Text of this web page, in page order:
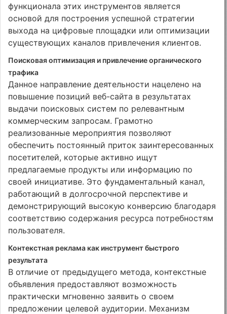
функционала этих инструментов является
основой для построения успешной стратегии
выхода на цифровые площадки или оптимизации
существующих каналов привлечения клиентов.
Поисковая оптимизация и привлечение органического
трафика
Данное направление деятельности нацелено на
повышение позиций веб-сайта в результатах
выдачи поисковых систем по релевантным
коммерческим запросам. Грамотно
реализованные мероприятия позволяют
обеспечить постоянный приток заинтересованных
посетителей, которые активно ищут
предлагаемые продукты или информацию по
своей инициативе. Это фундаментальный канал,
работающий в долгосрочной перспективе и
демонстрирующий высокую конверсию благодаря
соответствию содержания ресурса потребностям
пользователя.
Контекстная реклама как инструмент быстрого
результата
В отличие от предыдущего метода, контекстные
объявления предоставляют возможность
практически мгновенно заявить о своем
предложении целевой аудитории. Механизм